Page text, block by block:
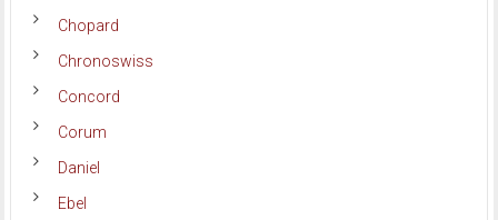
Chopard
Chronoswiss
Concord
Corum
Daniel
Ebel